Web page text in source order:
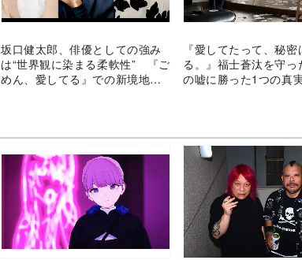
坂口健太郎、俳優としての強み
は“世界観に染まる柔軟性” 『ご
めん、愛してる』での新境地に
『愛してたって、秘密
る。』福士蒼汰を守
の嘘に勝った1つの真